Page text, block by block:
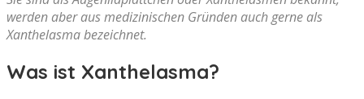
werden aber aus medizinischen Gründen auch gerne als
Xanthelasma bezeichnet.
Was ist Xanthelasma?